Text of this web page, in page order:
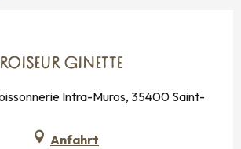
GINETTE
Intra-Muros, 35400 Saint-
Anfahrt